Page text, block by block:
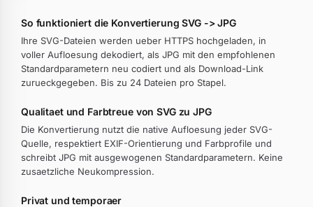
So funktioniert die Konvertierung SVG -> JPG
Ihre SVG-Dateien werden ueber HTTPS hochgeladen, in
voller Aufloesung dekodiert, als JPG mit den empfohlenen
Standardparametern neu codiert und als Download-Link
zurueckgegeben. Bis zu 24 Dateien pro Stapel.
Qualitaet und Farbtreue von SVG zu JPG
Die Konvertierung nutzt die native Aufloesung jeder SVG-
Quelle, respektiert EXIF-Orientierung und Farbprofile und
schreibt JPG mit ausgewogenen Standardparametern. Keine
zusaetzliche Neukompression.
Privat und temporaer